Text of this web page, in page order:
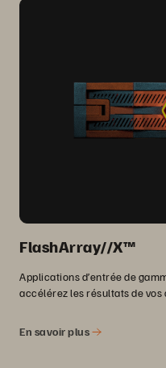
FlashArray//X™
Applications d’entrée de
accélérez les résultats de vos
En savoir plus